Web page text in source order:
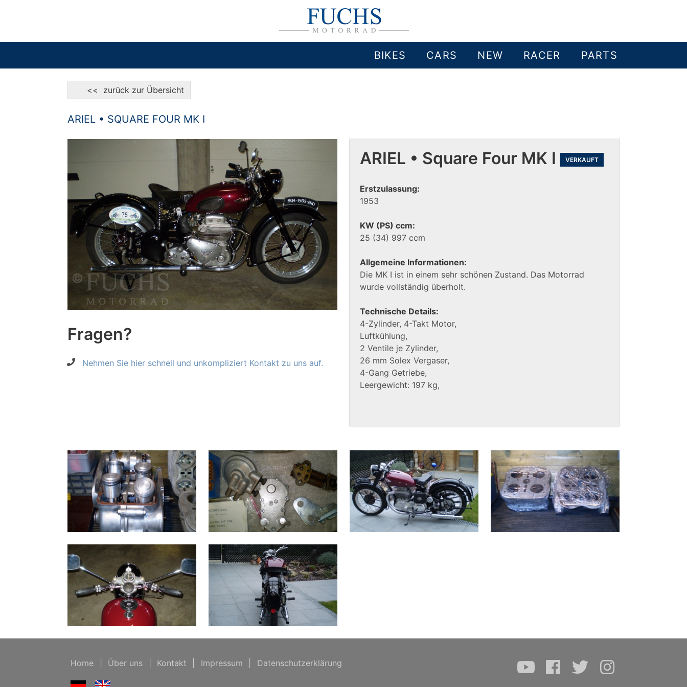
BIKES CARS NEW RACER PARTS
<< zurück zur Übersicht
ARIEL • SQUARE FOUR MK I
Fragen?
Nehmen Sie hier schnell und unkompliziert Kontakt zu uns auf.
ARIEL • Square Four MK I VERKAUFT
Erstzulassung:
1953
KW (PS) ccm:
25 (34) 997 ccm
Allgemeine Informationen:
Die MK I ist in einem sehr schönen Zustand. Das Motorrad
wurde vollständig überholt.
Technische Details:
4-Zylinder, 4-Takt Motor,
Luftkühlung,
2 Ventile je Zylinder,
26 mm Solex Vergaser,
4-Gang Getriebe,
Leergewicht: 197 kg,
Home Über uns Kontakt Impressum Datenschutzerklärung